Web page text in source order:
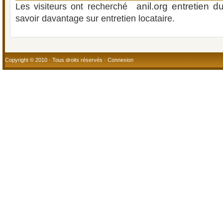
Les visiteurs ont recherché anil.org entretien
savoir davantage sur entretien locataire.
Copyright © 2010 · Tous droits réservés · Connexion